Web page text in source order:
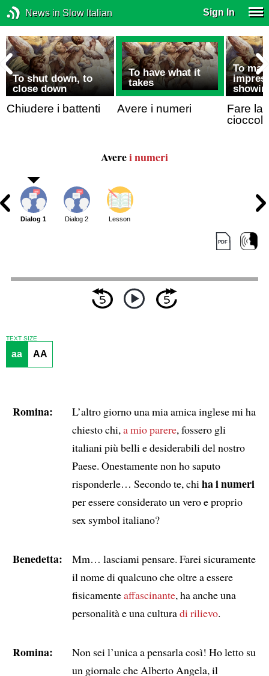
News in Slow Italian Sign In
To shut down, to
close down
Chiudere i battenti
To have what it
takes
Avere i numeri
To
Fare la
Averei numeri
Dialog 1 Dialog 2 Lesson
TEXT SIZE
aa AA
Romina:
L’altro giorno una mia amica inglese mi ha
chiesto chi, a mio parere, fossero gli
italiani più belli e desiderabili del nostro
Paese. Onestamente non ho saputo
risponderle… Secondo te, chi ha i numeri
per essere considerato un vero e proprio
sex symbol italiano?
Benedetta:
Mm… lasciami pensare. Farei sicuramente
il nome di qualcuno che oltre a essere
fisicamenteaffascinante, ha anche una
personalità e una culturadi rilievo.
Romina:
Non sei l’unica a pensarla così! Ho letto su
un giornale che Alberto Angela, il